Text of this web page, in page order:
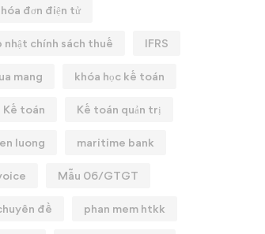
hóa đơn điện tử
nhật chính sách thuế IFRS
mang khóa học kế toán
Kế toán Kế toán quản trị
luong maritime bank
Mẫu 06/GTGT
đề phan mem htkk